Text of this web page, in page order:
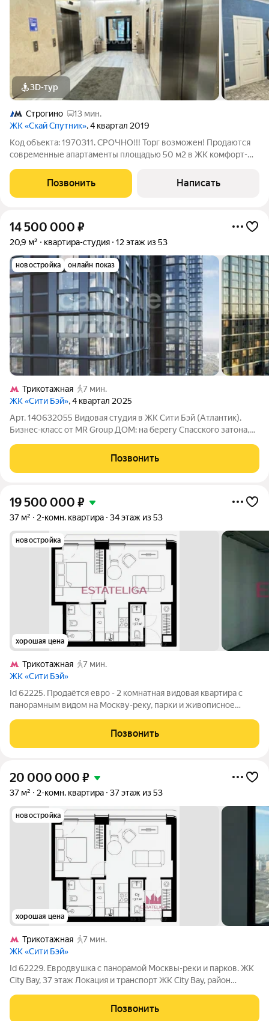
3D-тур
Строгино
13 мин.
ЖК «Скай Спутник», 4 квартал 2019
Код объекта: 1970311. СРОЧНО!!! Торг возможен! Продаются
современные апартаменты площадью 50 м2 в ЖК комфорт-
КВАРТИРЫ: - удобная планировка (большая прихожая,
просторная кухня 20 м2, комфортный
Позвонить Написать
14 500 000 ₽
20,9 м² квартира-студия 12 этаж из 53
новостройка онлайн показ
Трикотажная
7 мин.
ЖК «Сити Бэй», 4 квартал 2025
Арт. 140632055 Видовая студия в ЖК Сити Бэй (Атлантик).
Бизнес-класс от MR Group ДОМ: на берегу Спасского затона,
территории комплекса 5 кварталов Indian, Atlantic, North, Cliff,
Позвонить
19 500 000 ₽
37 м² 2-комн. квартира 34 этаж из 53
новостройка
хорошая цена
Трикотажная
7 мин.
ЖК «Сити Бэй»
Id 62225. Продаётся евро - 2 комнатная видовая квартира с
панорамным видом на Москву-реку, парки и живописное
каждом квартале)
Позвонить
20 000 000 ₽
37 м² 2-комн. квартира 37 этаж из 53
новостройка
хорошая цена
Трикотажная
7 мин.
ЖК «Сити Бэй»
Id 62229. Евродвушка с панорамой Москвы-реки и парков. ЖК
City Bay, 37 этаж Локация и транспорт ЖК City Bay, район
Пятницкое шоссе
Позвонить